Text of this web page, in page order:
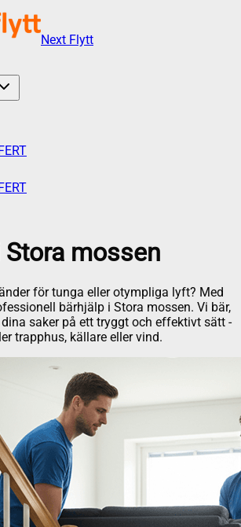
Next Flytt
Stora mossen
för tunga eller otympliga lyft? Med
bärhjälp i Stora mossen. Vi bär,
saker på ett tryggt och effektivt sätt -
trapphus, källare eller vind.